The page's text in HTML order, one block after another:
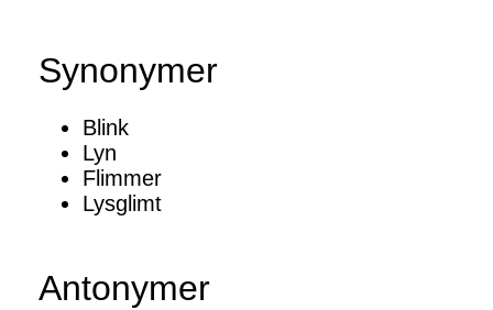
Synonymer
Blink
Lyn
Flimmer
Lysglimt
Antonymer